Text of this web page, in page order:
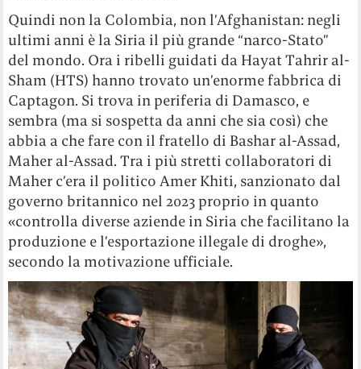
Quindi non la Colombia, non l’Afghanistan: negli
ultimi anni è la Siria il più grande “narco-Stato”
del mondo. Ora i ribelli guidati da Hayat Tahrir al-
Sham (HTS) hanno trovato un’enorme fabbrica di
Captagon. Si trova in periferia di Damasco, e
sembra (ma si sospetta da anni che sia così) che
abbia a che fare con il fratello di Bashar al-Assad,
Maher al-Assad. Tra i più stretti collaboratori di
Maher c’era il politico Amer Khiti, sanzionato dal
governo britannico nel 2023 proprio in quanto
«controlla diverse aziende in Siria che facilitano la
produzione e l’esportazione illegale di droghe»,
secondo la motivazione ufficiale.